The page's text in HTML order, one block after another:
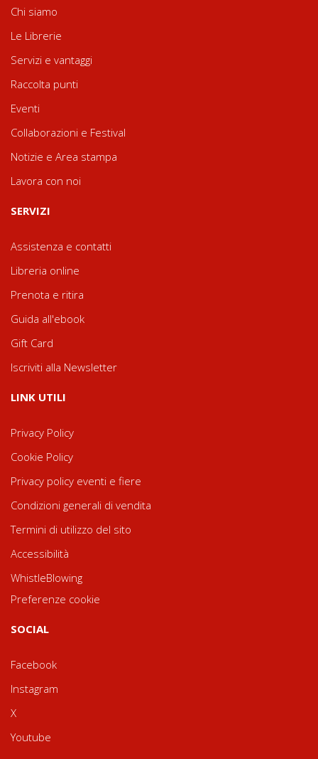
Chi siamo
Le Librerie
Servizi e vantaggi
Raccolta punti
Eventi
Collaborazioni e Festival
Notizie e Area stampa
Lavora con noi
SERVIZI
Assistenza e contatti
Libreria online
Prenota e ritira
Guida all'ebook
Gift Card
Iscriviti alla Newsletter
LINK UTILI
Privacy Policy
Cookie Policy
Privacy policy eventi e fiere
Condizioni generali di vendita
Termini di utilizzo del sito
Accessibilità
WhistleBlowing
Preferenze cookie
SOCIAL
Facebook
Instagram
X
Youtube